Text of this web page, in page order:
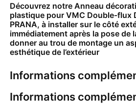
Découvrez notre Anneau
plastique pour VMC Double-flux
PRANA, à installer sur le côté
immédiatement après la pose de
donner au trou de montage un
esthétique de l’extérieur
Informations
Informations